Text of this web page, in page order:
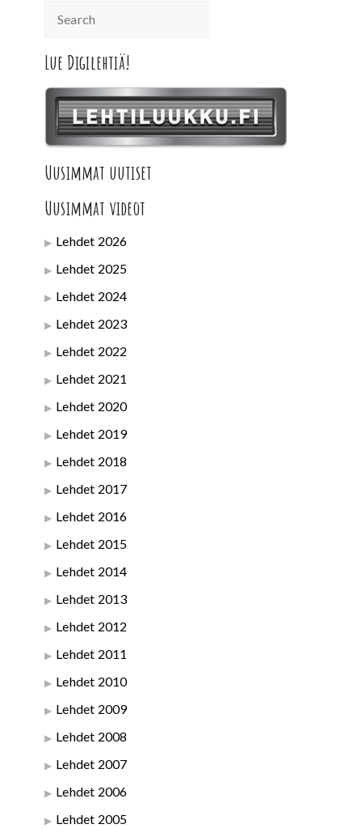
Lue Digilehtiä!
Uusimmat uutiset
Uusimmat videot
Lehdet 2026
Lehdet 2025
Lehdet 2024
Lehdet 2023
Lehdet 2022
Lehdet 2021
Lehdet 2020
Lehdet 2019
Lehdet 2018
Lehdet 2017
Lehdet 2016
Lehdet 2015
Lehdet 2014
Lehdet 2013
Lehdet 2012
Lehdet 2011
Lehdet 2010
Lehdet 2009
Lehdet 2008
Lehdet 2007
Lehdet 2006
Lehdet 2005